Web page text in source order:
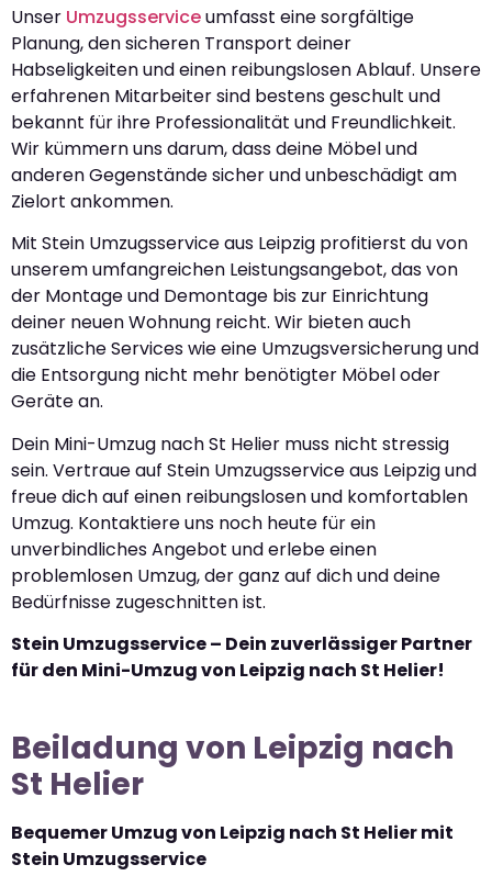
Unser Umzugsserviceumfasst eine sorgfältige
Planung, den sicheren Transport deiner
Habseligkeiten und einen reibungslosen Ablauf. Unsere
erfahrenen Mitarbeiter sind bestens geschult und
bekannt für ihre Professionalität und Freundlichkeit.
Wir kümmern uns darum, dass deine Möbel und
anderen Gegenstände sicher und unbeschädigt am
Zielort ankommen.
Mit Stein Umzugsservice aus Leipzig profitierst du von
unserem umfangreichen Leistungsangebot, das von
der Montage und Demontage bis zur Einrichtung
deiner neuen Wohnung reicht. Wir bieten auch
zusätzliche Services wie eine Umzugsversicherung und
die Entsorgung nicht mehr benötigter Möbel oder
Geräte an.
Dein Mini-Umzug nach St Helier muss nicht stressig
sein. Vertraue auf Stein Umzugsservice aus Leipzig und
freue dich auf einen reibungslosen und komfortablen
Umzug. Kontaktiere uns noch heute für ein
unverbindliches Angebot und erlebe einen
problemlosen Umzug, der ganz auf dich und deine
Bedürfnisse zugeschnitten ist.
Stein Umzugsservice – Dein zuverlässiger Partner
für den Mini-Umzug von Leipzig nach St Helier!
Beiladung von Leipzig nach
St Helier
Bequemer Umzug von Leipzig nach St Helier mit
Stein Umzugsservice